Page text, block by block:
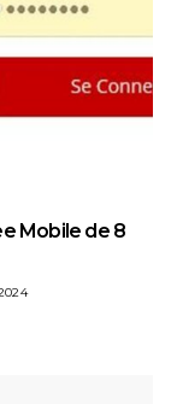
Mobile de 8